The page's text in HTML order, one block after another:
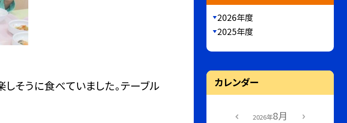
そうに食べていました。テーブル
2026年度
2025年度
カレンダー
2026年8月